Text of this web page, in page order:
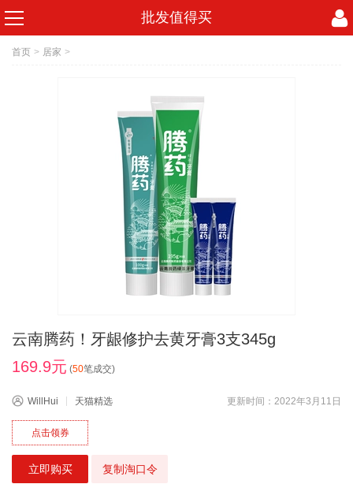
批发值得买
首页 > 居家 >
云南腾药！牙龈修护去黄牙膏3支345g
169.9元 (50笔成交)
WillHui 天猫精选 更新时间：2022年3月11日
点击领券
立即购买 复制淘口令